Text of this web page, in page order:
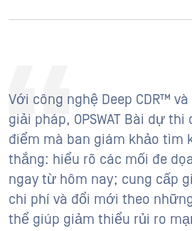
Với công nghệ Deep CDR™
giải pháp, OPSWAT Bài dự
điểm mà ban giám khảo tìm
thắng: hiểu rõ các mối đe
ngay từ hôm nay; cung cấp
chi phí và đổi mới theo
thể giúp giảm thiểu rủi ro